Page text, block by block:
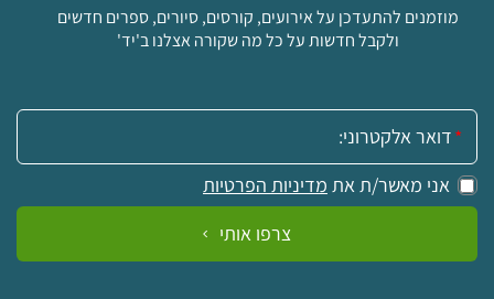
מוזמנים להתעדכן על אירועים, קורסים, סיורים, ספרים חדשים
ולקבל חדשות על כל מה שקורה אצלנו ב'יד'
אימייל:
אני מאשר/ת את מדיניות הפרטיות
צרפו אותי